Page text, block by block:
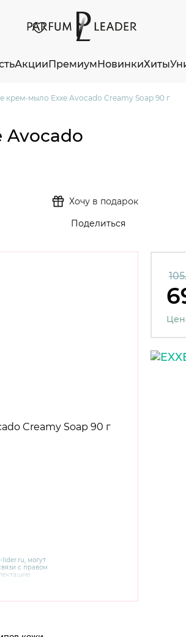
АкцииПремиумНовинкиХиты
крем-мыло Exxe Avocado Creamy Soap 90 г
lider.ru, могут
с правом
Avocado
Хочу в подарок
Поделиться